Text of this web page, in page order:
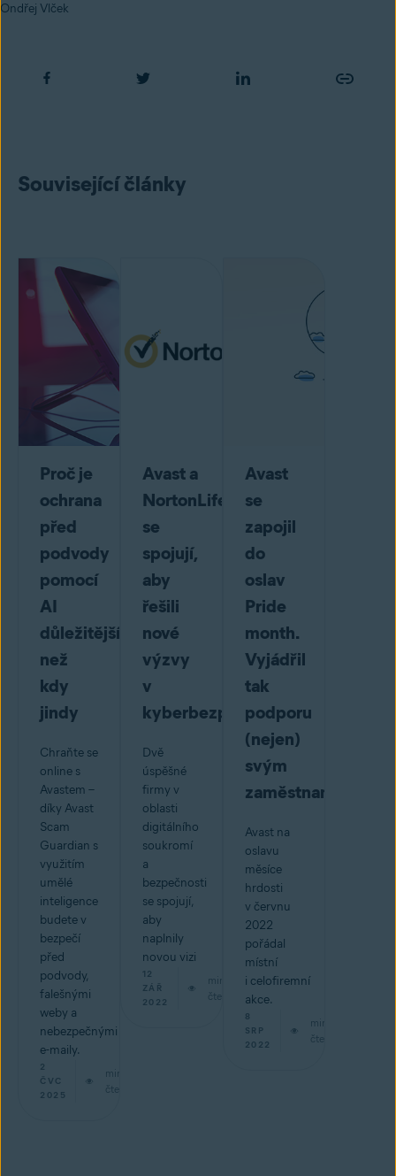
Ondřej Vlček
Související články
Proč je
ochrana
před
podvody
pomocí
AI
důležitější
než
kdy
jindy
Chraňte se
online s
Avastem –
díky Avast
Scam
Guardian s
využitím
umělé
inteligence
budete v
bezpečí
před
podvody,
falešnými
weby a
nebezpečnými
e-maily.
2
ČVC
2025
min
čtení
Avast a
NortonLifeLock
se
spojují,
aby
řešili
nové
výzvy
v
kyberbezpečnosti
Dvě
úspěšné
firmy v
oblasti
digitálního
soukromí
a
bezpečnosti
se spojují,
aby
naplnily
novou vizi
12
ZÁŘ
2022
min
čtení
Avast
se
zapojil
do
oslav
Pride
month.
Vyjádřil
tak
podporu
(nejen)
svým
zaměstnancům
Avast na
oslavu
měsíce
hrdosti
v červnu
2022
pořádal
místní
i celofiremní
akce.
8
SRP
2022
min
čtení